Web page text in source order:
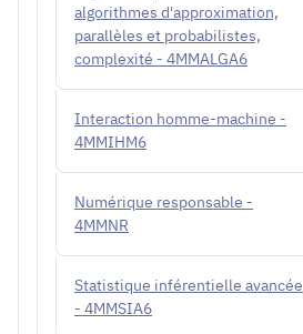
algorithmes d'approximation,
parallèles et probabilistes,
complexité - 4MMALGA6
Interaction homme-machine -
4MMIHM6
Numérique responsable -
4MMNR
Statistique inférentielle avancée
- 4MMSIA6